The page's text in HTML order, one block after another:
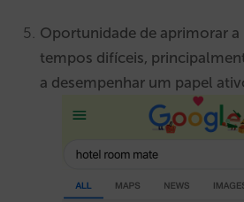
Oportunidade de aprimorar a
tempos difíceis,
a desempenhar um papel